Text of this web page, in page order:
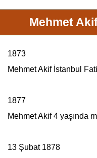
Mehmet
1873
Mehmet Akifİstanbul
1877
Mehmet Akif4 yaşında
13 Şubat 1878